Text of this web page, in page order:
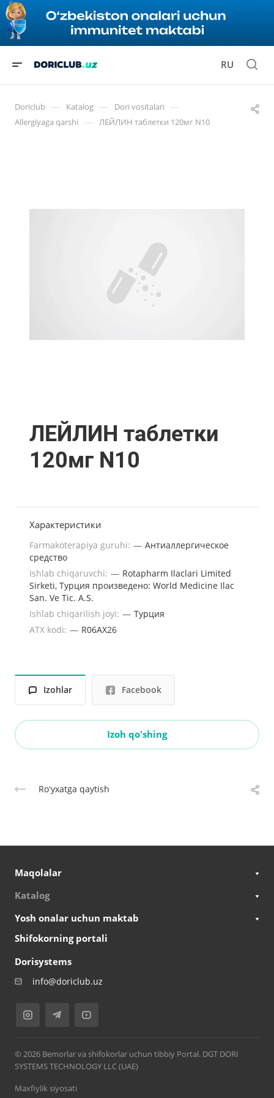
RU
Doriclub — Katalog — Dori vositalari —
Allergiyaga qarshi — ЛЕЙЛИН таблетки 120мг N10
ЛЕЙЛИН таблетки
120мг N10
Характеристики
Farmakoterapiya guruhi: — Антиаллергическое
средство
Ishlab chiqaruvchi: — Rotapharm Ilaclari Limited
Sirketi, Турция произведено: World Medicine Ilaс
San. Ve Tic. A.S.
Ishlab chiqarilish joyi: — Турция
ATX kodi: — R06AX26
Izohlar Facebook
Izoh qo'shing
Roʻyxatga qaytish
Maqolalar
Katalog
Yosh onalar uchun maktab
Shifokorning portali
Dorisystems
info@doriclub.uz
© 2026 Bemorlar va shifokorlar uchun tibbiy Portal. DGT DORI
SYSTEMS TECHNOLOGY LLC (UAE)
Maxfiylik siyosati